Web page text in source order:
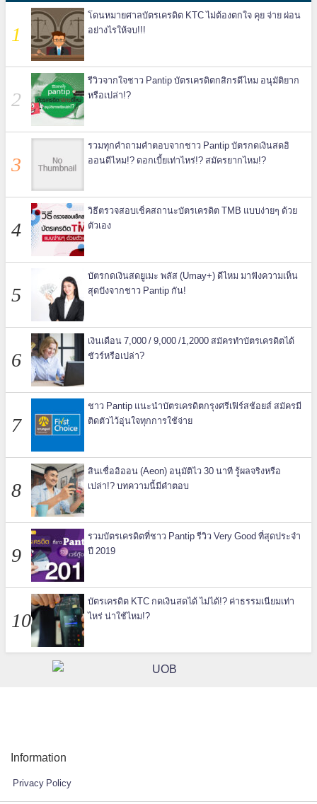
โดนหมายศาลบัตรเครดิต KTC ไม่ต้องตกใจ คุย จ่าย ผ่อน
อย่างไรให้จบ!!!
รีวิวจากใจชาว Pantip บัตรเครดิตกสิกรดีไหม อนุมัติยาก
หรือเปล่า!?
รวมทุกคำถามคำตอบจากชาว Pantip บัตรกดเงินสดอิ
ออนดีไหม!? ดอกเบี้ยเท่าไหร่!? สมัครยากไหม!?
วิธีตรวจสอบเช็คสถานะบัตรเครดิต TMB แบบง่ายๆ ด้วย
ตัวเอง
บัตรกดเงินสดยูเมะ พลัส (Umay+) ดีไหม มาฟังความเห็น
สุดปังจากชาว Pantip กัน!
เงินเดือน 7,000 / 9,000 /1,2000 สมัครทำบัตรเครดิตได้
ชัวร์หรือเปล่า?
ชาว Pantip แนะนำบัตรเครดิตกรุงศรีเฟิร์สช้อยส์ สมัครมี
ติดตัวไว้อุ่นใจทุกการใช้จ่าย
สินเชื่ออิออน (Aeon) อนุมัติไว 30 นาที รู้ผลจริงหรือ
เปล่า!? บทความนี้มีคำตอบ
รวมบัตรเครดิตที่ชาว Pantip รีวิว Very Good ที่สุดประจำ
ปี 2019
บัตรเครดิต KTC กดเงินสดได้ ไม่ได้!? ค่าธรรมเนียมเท่า
ไหร่ น่าใช้ไหม!?
Information
Privacy Policy